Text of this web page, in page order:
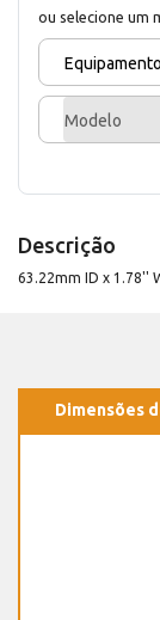
ou selecione um
Equipamento
Modelo
Descrição
63.22mm ID x 1.78''
Dimensões